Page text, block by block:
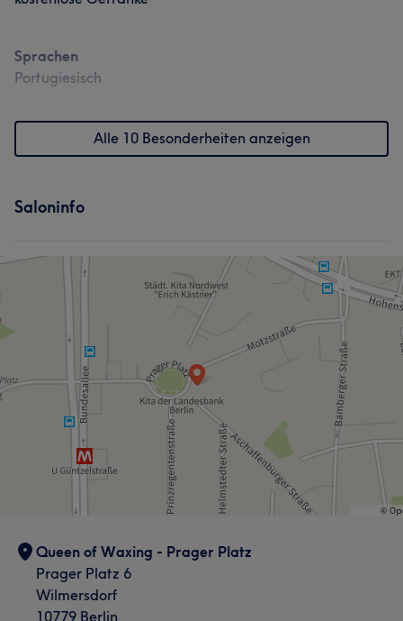
Sprachen
Portugiesisch
Alle 10 Besonderheiten anzeigen
Saloninfo
Queen of Waxing - Prager Platz
Prager Platz 6
Wilmersdorf
10779 Berlin